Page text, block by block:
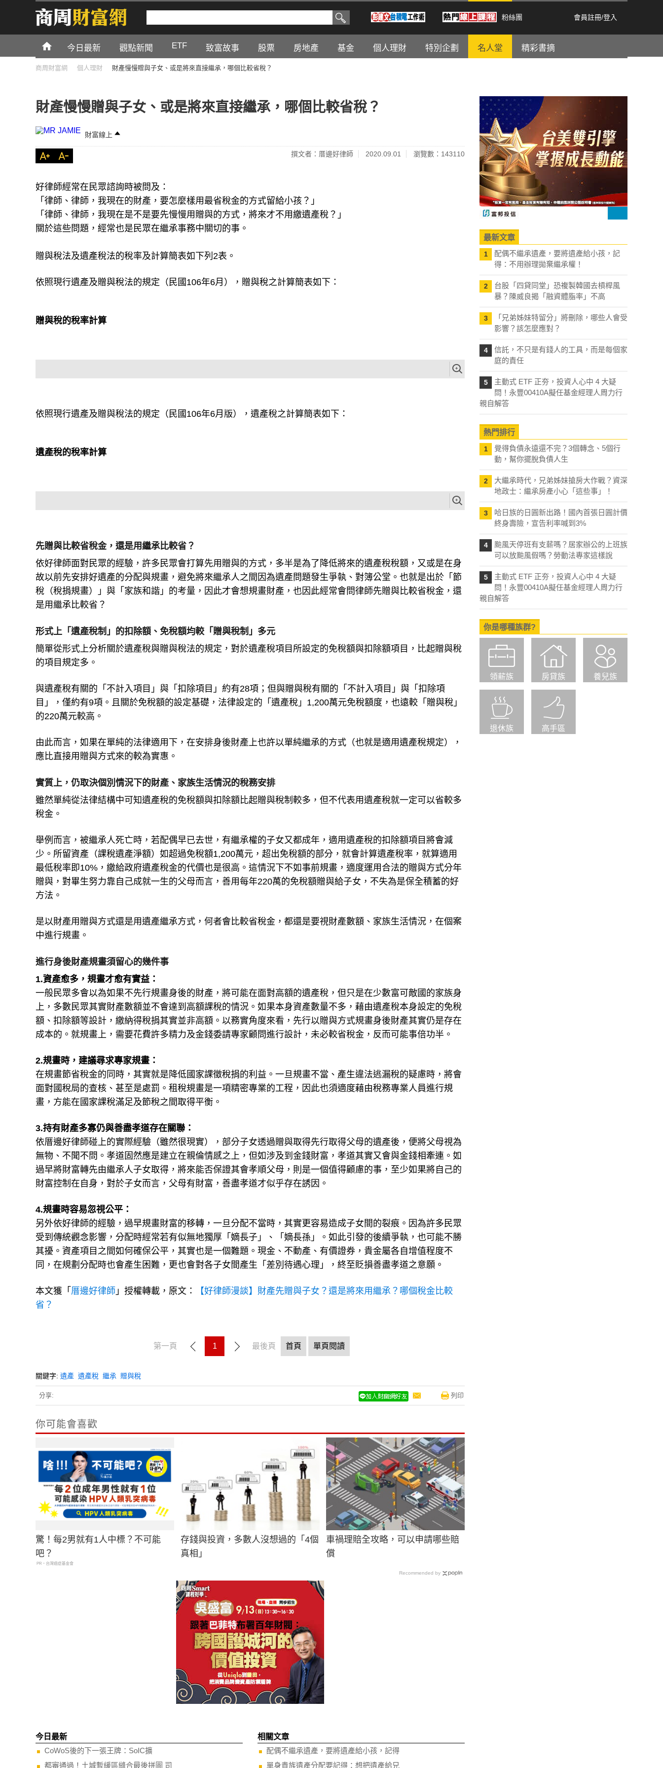
粉絲團 會員註冊/登入
今日最新 觀點新聞 ETF 致富故事 股票 房地產 基金 個人理財 特別企劃 名人堂 精彩書摘
商周財富網 個人理財 財產慢慢贈與子女、或是將來直接繼承，哪個比較省稅？
財產慢慢贈與子女、或是將來直接繼承，哪個比較省稅？
財富線上
撰文者：厝邊好律師 2020.09.01 瀏覽數：143110
好律師經常在民眾諮詢時被問及：
「律師、律師，我現在的財產，要怎麼樣用最省稅金的方式留給小孩？」
「律師、律師，我現在是不是要先慢慢用贈與的方式，將來才不用繳遺產稅？」
關於這些問題，經常也是民眾在繼承事務中關切的事。
贈與稅法及遺產稅法的稅率及計算簡表如下列2表。
依照現行遺產及贈與稅法的規定（民國106年6月），贈與稅之計算簡表如下：
贈與稅的稅率計算
依照現行遺產及贈與稅法的規定（民國106年6月版），遺產稅之計算簡表如下：
遺產稅的稅率計算
先贈與比較省稅金，還是用繼承比較省？
依好律師面對民眾的經驗，許多民眾會打算先用贈與的方式，多半是為了降低將來的遺產稅稅額，又或是在身
故以前先安排好遺產的分配與規畫，避免將來繼承人之間因為遺產問題發生爭執、對簿公堂。也就是出於「節
稅（稅捐規畫）」與「家族和諧」的考量，因此才會想規畫財產，也因此經常會問律師先贈與比較省稅金，還
是用繼承比較省？
形式上「遺產稅制」的扣除額、免稅額均較「贈與稅制」多元
簡單從形式上分析關於遺產稅與贈與稅法的規定，對於遺產稅項目所設定的免稅額與扣除額項目，比起贈與稅
的項目規定多。
與遺產稅有關的「不計入項目」與「扣除項目」約有28項；但與贈與稅有關的「不計入項目」與「扣除項
目」，僅約有9項。且關於免稅額的設定基礎，法律設定的「遺產稅」1,200萬元免稅額度，也遠較「贈與稅」
的220萬元較高。
由此而言，如果在單純的法律適用下，在安排身後財產上也許以單純繼承的方式（也就是適用遺產稅規定），
應比直接用贈與方式來的較為實惠。
實質上，仍取決個別情況下的財產、家族生活情況的稅務安排
雖然單純從法律結構中可知遺產稅的免稅額與扣除額比起贈與稅制較多，但不代表用遺產稅就一定可以省較多
稅金。
舉例而言，被繼承人死亡時，若配偶早已去世，有繼承權的子女又都成年，適用遺產稅的扣除額項目將會減
少。所留資產（課稅遺產淨額）如超過免稅額1,200萬元，超出免稅額的部分，就會計算遺產稅率，就算適用
最低稅率即10%，繳給政府遺產稅金的代價也是很高。這情況下不如事前規畫，適度運用合法的贈與方式分年
贈與，對畢生努力靠自己成就一生的父母而言，善用每年220萬的免稅額贈與給子女，不失為是保全積蓄的好
方法。
是以財產用贈與方式還是用遺產繼承方式，何者會比較省稅金，都還是要視財產數額、家族生活情況，在個案
中進行規畫。
進行身後財產規畫須留心的幾件事
1.資產愈多，規畫才愈有實益：
一般民眾多會以為如果不先行規畫身後的財產，將可能在面對高額的遺產稅，但只是在少數富可敵國的家族身
上，多數民眾其實財產數額並不會達到高額課稅的情況。如果本身資產數量不多，藉由遺產稅本身設定的免稅
額、扣除額等設計，繳納得稅捐其實並非高額。以務實角度來看，先行以贈與方式規畫身後財產其實仍是存在
成本的。就規畫上，需要花費許多精力及金錢委請專家顧問進行設計，未必較省稅金，反而可能事倍功半。
2.規畫時，建議尋求專家規畫：
在規畫節省稅金的同時，其實就是降低國家課徵稅捐的利益。一旦規畫不當、產生違法逃漏稅的疑慮時，將會
面對國稅局的查核、甚至是處罰。租稅規畫是一項精密專業的工程，因此也須適度藉由稅務專業人員進行規
畫，方能在國家課稅滿足及節稅之間取得平衡。
3.持有財產多寡仍與善盡孝道存在關聯：
依厝邊好律師碰上的實際經驗（雖然很現實），部分子女透過贈與取得先行取得父母的遺產後，便將父母視為
無物、不聞不問。孝道固然應是建立在親倫情感之上，但如涉及到金錢財富，孝道其實又會與金錢相牽連。如
過早將財富轉先由繼承人子女取得，將來能否保證其會孝順父母，則是一個值得顧慮的事，至少如果將自己的
財富控制在自身，對於子女而言，父母有財富，善盡孝道才似乎存在誘因。
4.規畫時容易忽視公平：
另外依好律師的經驗，過早規畫財富的移轉，一旦分配不當時，其實更容易造成子女間的裂痕。因為許多民眾
受到傳統觀念影響，分配時經常若有似無地獨厚「嫡長子」、「嫡長孫」。如此引發的後續爭執，也可能不勝
其擾。資產項目之間如何確保公平，其實也是一個難題。現金、不動產、有價證券，貴金屬各自增值程度不
同，在規劃分配時也會產生困難，更也會對各子女間產生「差別待遇心理」，終至貶損善盡孝道之意願。
本文獲「 厝邊好律師 」授權轉載，原文：
【好律師漫談】財產先贈與子女？還是將來用繼承？哪個稅金比較
省？
第一頁 1 最後頁 首頁 單頁閱讀
關鍵字: 遺產 遺產稅 繼承 贈與稅
分享: 列印
你可能會喜歡
驚！每2男就有1人中標？不可能
吧？
PR・台灣癌症基金會
存錢與投資，多數人沒想過的「4個
真相」
車禍理賠全攻略，可以申請哪些賠
償
Recommended by
今日最新
CoWoS後的下一張王牌：SoIC擴
都審通過！土城暫緩區縫合最後拼圖 司
相關文章
配偶不繼承遺產，要將遺產給小孩，記得
單身貴族遺產分配要記得：想把遺產給兄
最新文章
1
配偶不繼承遺產，要將遺產給小孩，記
得：不用辦理拋棄繼承權！
2
台股「四貸同堂」恐複製韓國去槓桿風
暴？陳威良揭「融資體脂率」不高
3
「兄弟姊妹特留分」將刪除，哪些人會受
影響？該怎麼應對？
4
信託，不只是有錢人的工具，而是每個家
庭的責任
5
主動式 ETF 正夯，投資人心中 4 大疑
問！永豐00410A擬任基金經理人周力行
親自解答
熱門排行
1
覺得負債永遠還不完？3個轉念、5個行
動，幫你擺脫負債人生
2
大繼承時代，兄弟姊妹搶房大作戰？資深
地政士：繼承房產小心「這些事」！
3
哈日族的日圓新出路！國內首張日圓計價
終身壽險，宣告利率喊到3%
4
颱風天停班有支薪嗎？居家辦公的上班族
可以放颱風假嗎？勞動法專家這樣說
5
主動式 ETF 正夯，投資人心中 4 大疑
問！永豐00410A擬任基金經理人周力行
親自解答
你是哪種族群?
領薪族 房貸族 養兒族
退休族 高手區